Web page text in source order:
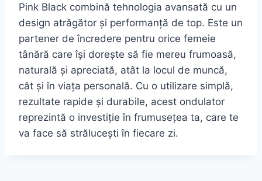
Pink Black combină tehnologia avansată cu un
design atrăgător și performanță de top. Este un
partener de încredere pentru orice femeie
tânără care își dorește să fie mereu frumoasă,
naturală și apreciată, atât la locul de muncă,
cât și în viața personală. Cu o utilizare simplă,
rezultate rapide și durabile, acest ondulator
reprezintă o investiție în frumusețea ta, care te
va face să strălucești în fiecare zi.